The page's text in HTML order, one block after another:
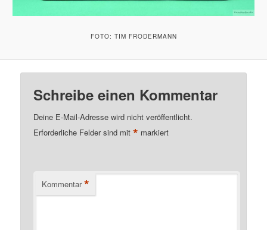
FOTO: TIM FRODERMANN
Schreibe einen Kommentar
Deine E-Mail-Adresse wird nicht veröffentlicht.
Erforderliche Felder sind mit* markiert
Kommentar *